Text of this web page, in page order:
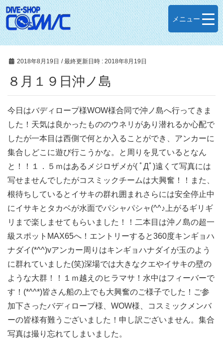
メニュー
2018年8月19日 / 最終更新日時 : 2018年8月19日
８月１９日沖ノ島
今日はバディロープ様WOW様合同で沖ノ島へ行ってきま
した！天気は良かったもののウネリがあり潜れるか心配で
したが一本目は西側で何とか入ることができ、アンカーに
集合しどこに遊び行こうかな。と周りを見ているとなん
と！！１．５ｍはあるメジロザメが( ﾟДﾟ)遠くて写真には
写せませんでしたがコスミックチームは大興奮！！また、
根待ちしているとイサキの群れ囲まれさらには安全停止中
にイサキとタカベが水面でパシャパシャ(^^♪上がるギリギ
リまで楽しませてもらいました！！二本目は沖ノ島の超一
級スポットMAX65へ！エントリーすると360度キンギョハ
ナダイ(*^^)vアンカー周りはキンギョハナダイが玉のよう
に群れていました(笑)深場では大きなクエやイサキの壁の
ような大群！！１ｍ越えのヒラマサ！水中はフィーバーで
す！(*^^*)皆さん船の上でも大興奮のご様子でした！ご参
加下さったバディロープ様、WOW様、コスミックメンバ
ーの皆様有難うございました！申し訳ございません。集合
写真は撮り忘れてしまいました。